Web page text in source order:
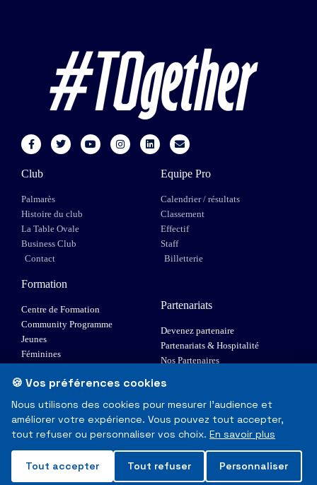
Club
Palmarès
Histoire du club
La Table Ovale
Business Club
Contact
Equipe Pro
Calendrier / résultats
Classement
Effectif
Staff
Billetterie
Formation
Centre de Formation
Community Programme
Jeunes
Féminines
Elite 1
Partenariats
Devenez partenaire
Partenariats & Hospitalité
Nos Partenaires
© Toulouse Olympique XIII - Tous droits réservés
Mentions Légales & RGPD
Made with❤in Toulouse
🍪 Vos préférences cookies
Nous utilisons des cookies pour mesurer l'audience et
améliorer votre expérience. Vous pouvez tout accepter,
tout refuser ou personnaliser vos choix. En savoir plus
Tout accepter Tout refuser Personnaliser